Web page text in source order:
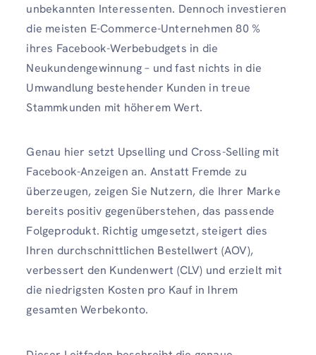
unbekannten Interessenten. Dennoch investieren
die meisten E-Commerce-Unternehmen 80 %
ihres Facebook-Werbebudgets in die
Neukundengewinnung – und fast nichts in die
Umwandlung bestehender Kunden in treue
Stammkunden mit höherem Wert.
Genau hier setzt Upselling und Cross-Selling mit
Facebook-Anzeigen an. Anstatt Fremde zu
überzeugen, zeigen Sie Nutzern, die Ihrer Marke
bereits positiv gegenüberstehen, das passende
Folgeprodukt. Richtig umgesetzt, steigert dies
Ihren durchschnittlichen Bestellwert (AOV),
verbessert den Kundenwert (CLV) und erzielt mit
die niedrigsten Kosten pro Kauf in Ihrem
gesamten Werbekonto.